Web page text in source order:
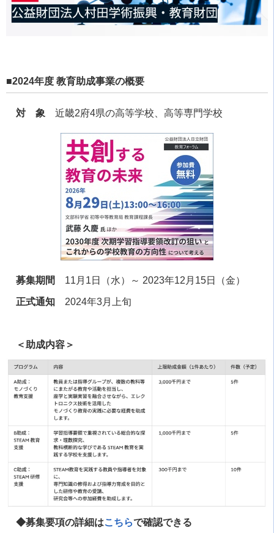
■2024年度 教育助成事業の概要
対 象 近畿2府4県の高等学校、高等専門学校
募集期間 11月1日（水）～ 2023年12月15日（金）
正式通知 2024年3月上旬
＜助成内容＞
◆募集要項の詳細はこちらで確認できる